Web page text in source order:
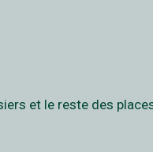
et le reste des